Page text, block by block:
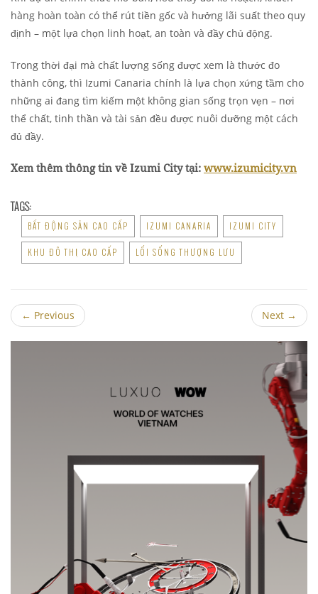
hàng hoàn toàn có thể rút tiền gốc và hưởng lãi suất theo quy
định – một lựa chọn linh hoạt, an toàn và đầy chủ động.
Trong thời đại mà chất lượng sống được xem là thước đo
thành công, thì Izumi Canaria chính là lựa chọn xứng tầm cho
những ai đang tìm kiếm một không gian sống trọn vẹn – nơi
thể chất, tinh thần và tài sản đều được nuôi dưỡng một cách
đủ đầy.
Xem thêm thông tin về Izumi City tại: www.izumicity.vn
TAGS:
BẤT ĐỘNG SẢN CAO CẤP IZUMI CANARIA IZUMI CITY
KHU ĐÔ THỊ CAO CẤP LỐI SỐNG THƯỢNG LƯU
← Previous Next →